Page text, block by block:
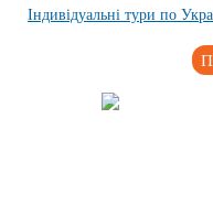
Індивідуальні тури по